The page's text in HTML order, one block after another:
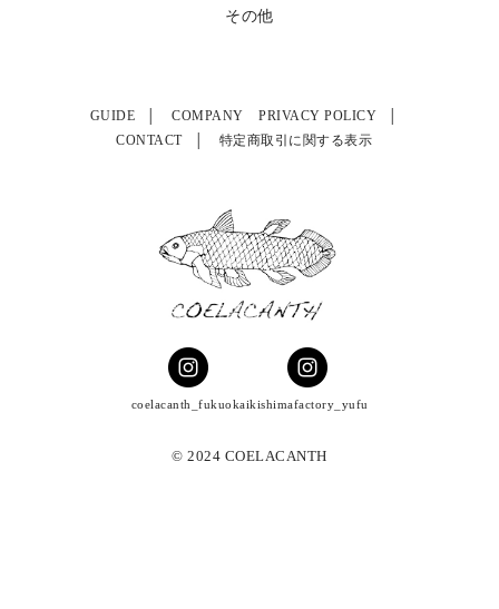
その他
GUIDE COMPANY
PRIVACY POLICY
CONTACT
特定商取引に関する表示
coelacanth_fukuokaikishimafactory_yufu
© 2024 COELACANTH